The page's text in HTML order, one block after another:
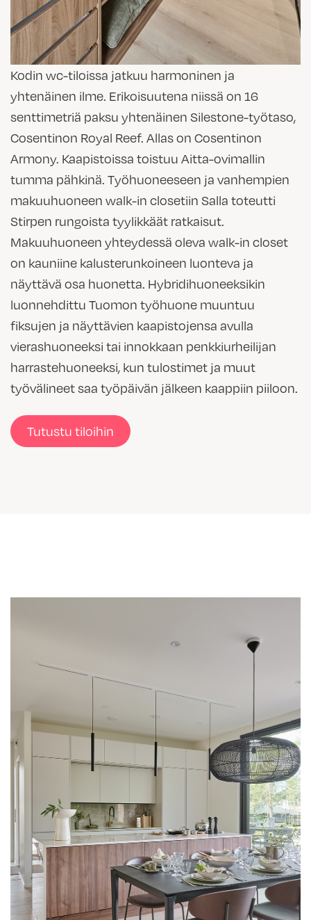
Kodin wc-tiloissa jatkuu harmoninen ja
yhtenäinen ilme. Erikoisuutena niissä on 16
senttimetriä paksu yhtenäinen Silestone-työtaso,
Cosentinon Royal Reef. Allas on Cosentinon
Armony. Kaapistoissa toistuu Aitta-ovimallin
tumma pähkinä. Työhuoneeseen ja vanhempien
makuuhuoneen walk-in closetiin Salla toteutti
Stirpen rungoista tyylikkäät ratkaisut.
Makuuhuoneen yhteydessä oleva walk-in closet
on kauniine kalusterunkoineen luonteva ja
näyttävä osa huonetta. Hybridihuoneeksikin
luonnehdittu Tuomon työhuone muuntuu
fiksujen ja näyttävien kaapistojensa avulla
vierashuoneeksi tai innokkaan penkkiurheilijan
harrastehuoneeksi, kun tulostimet ja muut
työvälineet saa työpäivän jälkeen kaappiin piiloon.
Tutustu tiloihin